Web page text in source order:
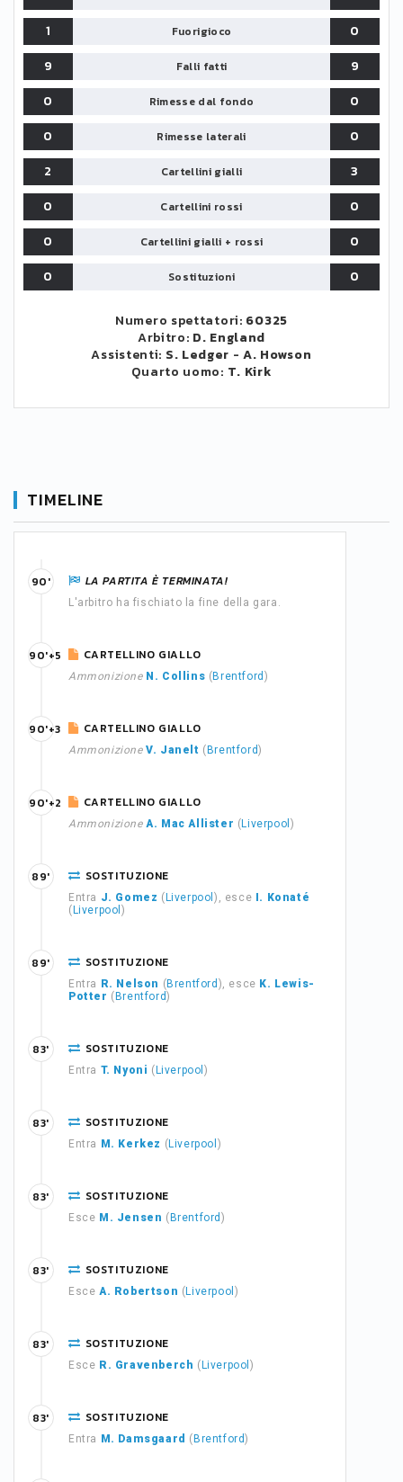
1
Fuorigioco
0
9
Falli fatti
9
0
Rimesse dal fondo
0
0
Rimesse laterali
0
2
Cartellini gialli
3
0
Cartellini rossi
0
0
Cartellini gialli + rossi
0
0
Sostituzioni 0
Numero spettatori: 60325
Arbitro: D. England
Assistenti: S. Ledger -A. Howson
Quarto uomo: T. Kirk
TIMELINE
LA PARTITA È TERMINATA!
L'arbitro ha fischiato la fine della gara.
90'
CARTELLINO GIALLO
Ammonizione N. Collins ( Brentford )
90'+5
CARTELLINO GIALLO
Ammonizione V. Janelt ( Brentford)
90'+3
CARTELLINO GIALLO
Ammonizione A. Mac Allister ( Liverpool )
90'+2
SOSTITUZIONE
Entra J. Gomez ( Liverpool), esce
I. Konaté
( Liverpool)
89'
SOSTITUZIONE
Entra R. Nelson ( Brentford ), esce K. Lewis-
Potter ( Brentford)
89'
SOSTITUZIONE
Entra T. Nyoni ( Liverpool)
83'
SOSTITUZIONE
Entra M. Kerkez ( Liverpool )
83'
SOSTITUZIONE
Esce M. Jensen ( Brentford)
83'
SOSTITUZIONE
Esce A. Robertson ( Liverpool )
83'
SOSTITUZIONE
Esce R. Gravenberch ( Liverpool)
83'
SOSTITUZIONE
Entra M. Damsgaard ( Brentford)
83'